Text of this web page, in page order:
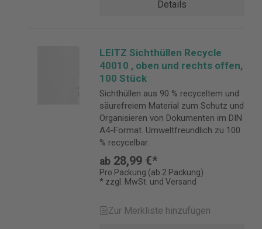
Details
LEITZ Sichthüllen Recycle
40010 , oben und rechts offen,
100 Stück
Sichthüllen aus 90 % recyceltem und
säurefreiem Material zum Schutz und
Organisieren von Dokumenten im DIN
A4-Format. Umweltfreundlich zu 100
% recycelbar.
ab 28,99 €*
Pro Packung (ab 2 Packung)
* zzgl. MwSt. und Versand
Zur Merkliste hinzufügen